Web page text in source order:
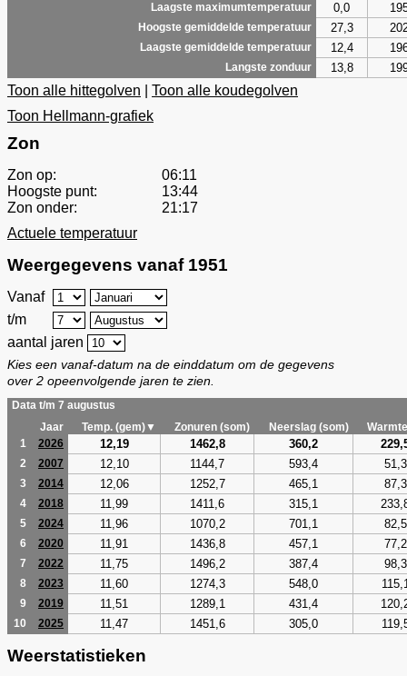
Laagste maximumtemperatuur 0,0
Hoogste gemiddelde temperatuur 27,3
Laagste gemiddelde temperatuur 12,4
Langste zonduur 13,8
Toon alle hittegolven
Toon alle koudegolven
Toon Hellmann-grafiek
Zon
Zon op:
06:11
Hoogste punt:
13:44
Zon onder:
21:17
Actuele temperatuur
Weergegevens vanaf 1951
Vanaf
t/m
aantal jaren
Kies een vanaf-datum na de einddatum om de gegevens
over 2 opeenvolgende jaren te zien.
Data t/m 7 augustus
Jaar
Temp. (gem)▼ Zonuren (som) Neerslag (som)
1
2026 12,19 1462,8 360,2
2 2007 12,10 1144,7 593,4 51,3
3 2014 12,06 1252,7 465,1 87,3
4 2018 11,99 1411,6 315,1
5 2024 11,96 1070,2 701,1 82,5
6 2020 11,91 1436,8 457,1 77,2
7 2022 11,75 1496,2 387,4 98,3
8 2023 11,60 1274,3 548,0
9 2019 11,51 1289,1 431,4
10 2025 11,47 1451,6 305,0
Weerstatistieken